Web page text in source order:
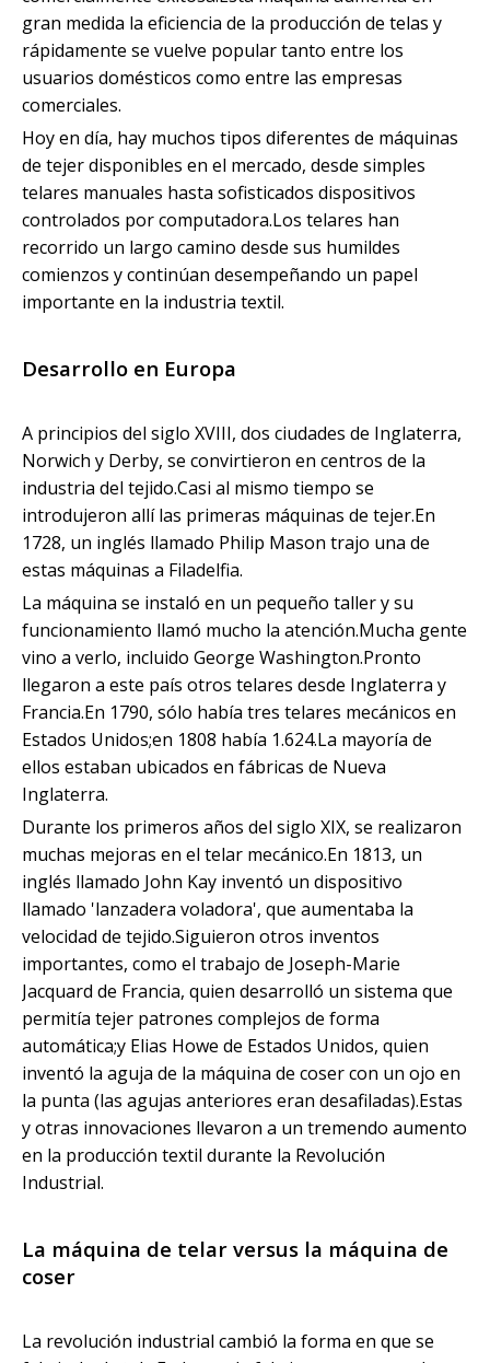
gran medida la eficiencia de la producción de telas y
rápidamente se vuelve popular tanto entre los
usuarios domésticos como entre las empresas
comerciales.
Hoy en día, hay muchos tipos diferentes de máquinas
de tejer disponibles en el mercado, desde simples
telares manuales hasta sofisticados dispositivos
controlados por computadora.Los telares han
recorrido un largo camino desde sus humildes
comienzos y continúan desempeñando un papel
importante en la industria textil.
Desarrollo en Europa
A principios del siglo XVIII, dos ciudades de Inglaterra,
Norwich y Derby, se convirtieron en centros de la
industria del tejido.Casi al mismo tiempo se
introdujeron allí las primeras máquinas de tejer.En
1728, un inglés llamado Philip Mason trajo una de
estas máquinas a Filadelfia.
La máquina se instaló en un pequeño taller y su
funcionamiento llamó mucho la atención.Mucha gente
vino a verlo, incluido George Washington.Pronto
llegaron a este país otros telares desde Inglaterra y
Francia.En 1790, sólo había tres telares mecánicos en
Estados Unidos;en 1808 había 1.624.La mayoría de
ellos estaban ubicados en fábricas de Nueva
Inglaterra.
Durante los primeros años del siglo XIX, se realizaron
muchas mejoras en el telar mecánico.En 1813, un
inglés llamado John Kay inventó un dispositivo
llamado 'lanzadera voladora', que aumentaba la
velocidad de tejido.Siguieron otros inventos
importantes, como el trabajo de Joseph-Marie
Jacquard de Francia, quien desarrolló un sistema que
permitía tejer patrones complejos de forma
automática;y Elias Howe de Estados Unidos, quien
inventó la aguja de la máquina de coser con un ojo en
la punta (las agujas anteriores eran desafiladas).Estas
y otras innovaciones llevaron a un tremendo aumento
en la producción textil durante la Revolución
Industrial.
La máquina de telar versus la máquina de
coser
La revolución industrial cambió la forma en que se